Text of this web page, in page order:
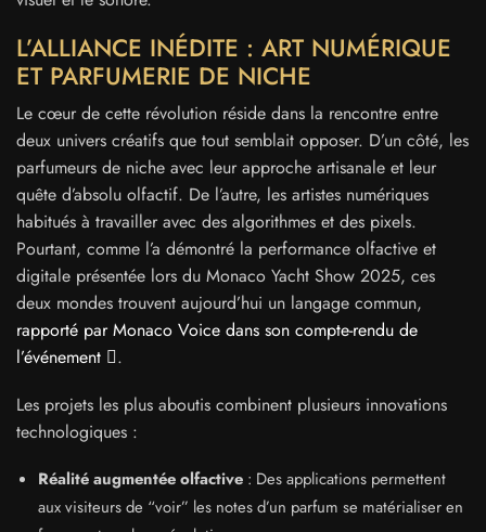
L’ALLIANCE INÉDITE : ART NUMÉRIQUE
ET PARFUMERIE DE NICHE
Le cœur de cette révolution réside dans la rencontre entre
deux univers créatifs que tout semblait opposer. D’un côté, les
parfumeurs de niche avec leur approche artisanale et leur
quête d’absolu olfactif. De l’autre, les artistes numériques
habitués à travailler avec des algorithmes et des pixels.
Pourtant, comme l’a démontré la performance olfactive et
digitale présentée lors du Monaco Yacht Show 2025, ces
deux mondes trouvent aujourd’hui un langage commun,
rapporté par Monaco Voice dans son compte-rendu de
l’événement
.
Les projets les plus aboutis combinent plusieurs innovations
technologiques :
Réalité augmentée olfactive : Des applications permettent
aux visiteurs de “voir” les notes d’un parfum se matérialiser en